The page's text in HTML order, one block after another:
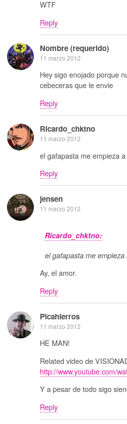
WTF
Reply
Nombre (requerido)
11 marzo 2012
Hey sigo enojado porque
cebeceras que le envie
Reply
Ricardo_chktno
11 marzo 2012
el gafapasta me empieza a
Reply
jensen
11 marzo 2012
Ricardo_chktno:
el gafapasta me empieza
Ay, el amor.
Reply
Picahierros
11 marzo 2012
HE MAN!
Related video de
http://www.youtube.com/
Y a pesar de todo sigo
Reply